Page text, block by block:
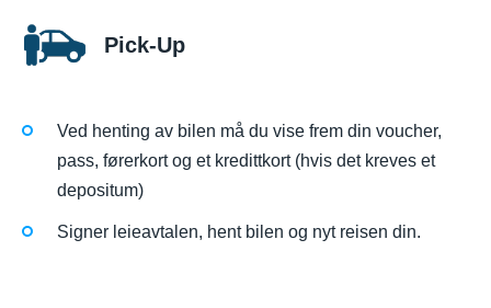
Pick-Up
Ved henting av bilen må du vise frem din voucher,
pass, førerkort og et kredittkort (hvis det kreves et
depositum)
Signer leieavtalen, hent bilen og nyt reisen din.